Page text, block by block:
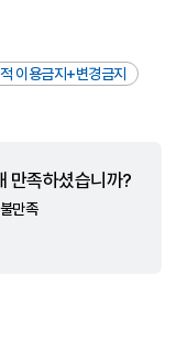
이용금지+변경금지
만족하셨습니까?
불만족